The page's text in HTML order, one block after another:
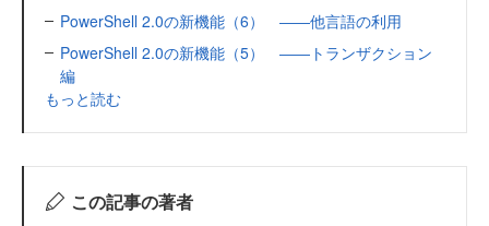
PowerShell 2.0の新機能（6） ――他言語の利用
PowerShell 2.0の新機能（5） ――トランザクション
編
もっと読む
この記事の著者